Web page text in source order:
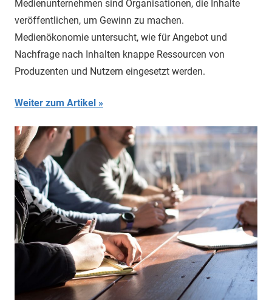
Medienunternehmen sind Organisationen, die Inhalte
veröffentlichen, um Gewinn zu machen.
Medienökonomie untersucht, wie für Angebot und
Nachfrage nach Inhalten knappe Ressourcen von
Produzenten und Nutzern eingesetzt werden.
Weiter zum Artikel